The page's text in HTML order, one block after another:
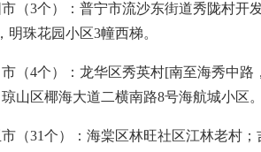
（3个）：普宁市流沙东街道秀陇村开
明珠花园小区3幢西梯。
（4个）：龙华区秀英村[南至海秀中
山区椰海大道二横南路8号海航城小区
（31个）：海棠区林旺社区江林老村